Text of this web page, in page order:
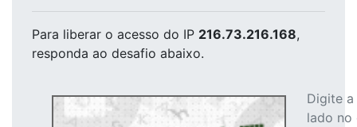
Para liberar o acesso do IP 216.73.216.168,
responda ao desafio abaixo.
Digite
lado no